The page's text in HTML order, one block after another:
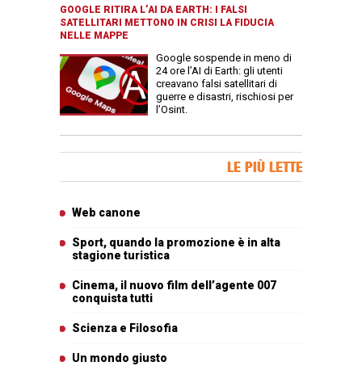
GOOGLE RITIRA L’AI DA EARTH: I FALSI
SATELLITARI METTONO IN CRISI LA FIDUCIA
NELLE MAPPE
Google sospende in meno di
24 ore l’AI di Earth: gli utenti
creavano falsi satellitari di
guerre e disastri, rischiosi per
l’Osint.
LE PIÙ LETTE
Web canone
Sport, quando la promozione è in alta
stagione turistica
Cinema, il nuovo film dell’agente 007
conquista tutti
Scienza e Filosofia
Un mondo giusto